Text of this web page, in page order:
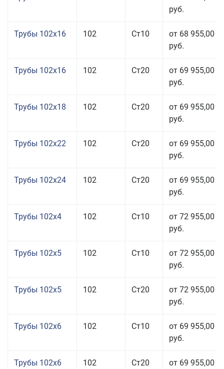
руб.
Трубы 102x16 102 Ст10
от 68 955,00
руб.
Трубы 102x16 102 Ст20
от 69 955,00
руб.
Трубы 102x18 102 Ст20
от 69 955,00
руб.
Трубы 102x22 102 Ст20
от 69 955,00
руб.
Трубы 102x24 102 Ст20
от 69 955,00
руб.
Трубы 102x4 102 Ст10
от 72 955,00
руб.
Трубы 102x5 102 Ст10
от 72 955,00
руб.
Трубы 102x5 102 Ст20
от 72 955,00
руб.
Трубы 102x6 102 Ст10
от 69 955,00
руб.
Трубы 102x6 102 Ст20
от 69 955,00